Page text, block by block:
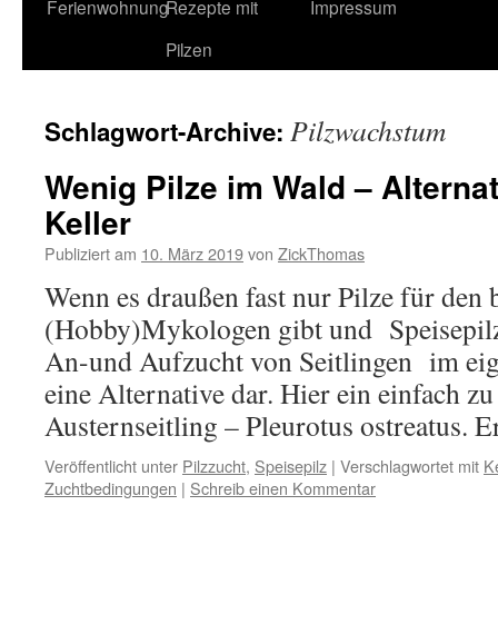
FerienwohnungRezepte mit
Pilzen
Impressum
Schlagwort-Archive: Pilzwachstum
Wenig Pilze im Wald –
Keller
Publiziert am 10. März 2019von ZickThomas
Wenn es draußen fast nur Pilze für den
(Hobby)Mykologen gibt und
An-und Aufzucht von Seitlingen im
eine Alternative dar. Hier ein einfach
Austernseitling – Pleurotus ostreatus.
Veröffentlicht unter Pilzzucht, Speisepilz | Verschlagwortet mit
Zuchtbedingungen | Schreib einen Kommentar